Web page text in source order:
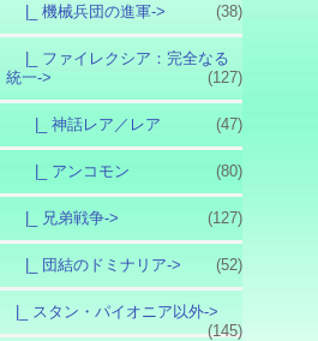
|_ 機械兵団の進軍-> (38)
|_ ファイレクシア：完全なる
統一-> (127)
|_ 神話レア／レア (47)
|_ アンコモン (80)
|_ 兄弟戦争-> (127)
|_ 団結のドミナリア-> (52)
|_ スタン・パイオニア以外->
(145)